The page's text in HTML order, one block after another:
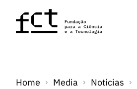
Saltar para o conteúdo principal
Home Media Notícias